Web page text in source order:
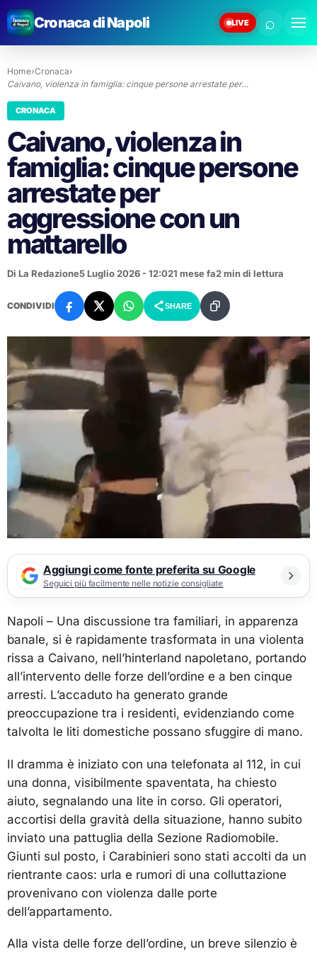
Cronaca di Napoli LIVE ⌕
Home›Cronaca›
Caivano, violenza in famiglia: cinque persone arrestate per…
CRONACA
Caivano, violenza in
famiglia: cinque persone
arrestate per
aggressione con un
mattarello
Di La Redazione5 Luglio 2026 - 12:021 mese fa2 min di lettura
CONDIVIDI SHARE
Aggiungi come fonte preferita su Google
Seguici più facilmente nelle notizie consigliate
Napoli – Una discussione tra familiari, in apparenza
banale, si è rapidamente trasformata in una violenta
rissa a Caivano, nell’hinterland napoletano, portando
all’intervento delle forze dell’ordine e a ben cinque
arresti. L’accaduto ha generato grande
preoccupazione tra i residenti, evidenziando come
talvolta le liti domestiche possano sfuggire di mano.
Il dramma è iniziato con una telefonata al 112, in cui
una donna, visibilmente spaventata, ha chiesto
aiuto, segnalando una lite in corso. Gli operatori,
accortisi della gravità della situazione, hanno subito
inviato una pattuglia della Sezione Radiomobile.
Giunti sul posto, i Carabinieri sono stati accolti da un
rientrante caos: urla e rumori di una colluttazione
provenivano con violenza dalle porte
dell’appartamento.
Alla vista delle forze dell’ordine, un breve silenzio è